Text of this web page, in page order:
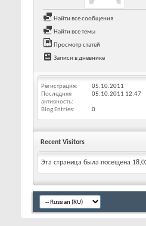
Найти все сообщения
Найти все темы
Просмотр статей
Записи в дневнике
Регистрация
05.10.2011
Последняя
активность
05.10.2011 12:47
Blog Entries 0
Recent Visitors
Эта страница была посещена